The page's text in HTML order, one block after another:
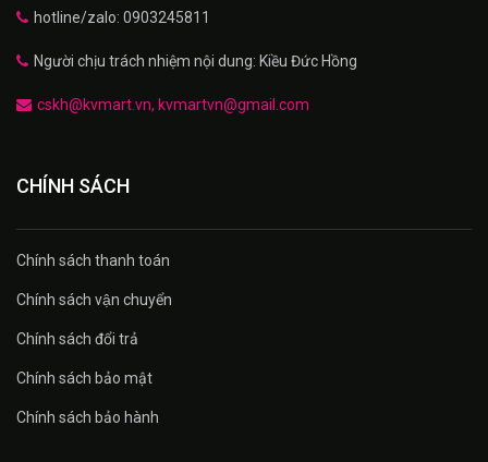
hotline/zalo: 0903245811
Người chịu trách nhiệm nội dung: Kiều Đức Hồng
cskh@kvmart.vn, kvmartvn@gmail.com
CHÍNH SÁCH
Chính sách thanh toán
Chính sách vận chuyển
Chính sách đổi trả
Chính sách bảo mật
Chính sách bảo hành